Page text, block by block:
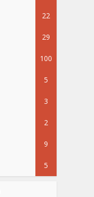
22
29
100
5
3
2
9
5